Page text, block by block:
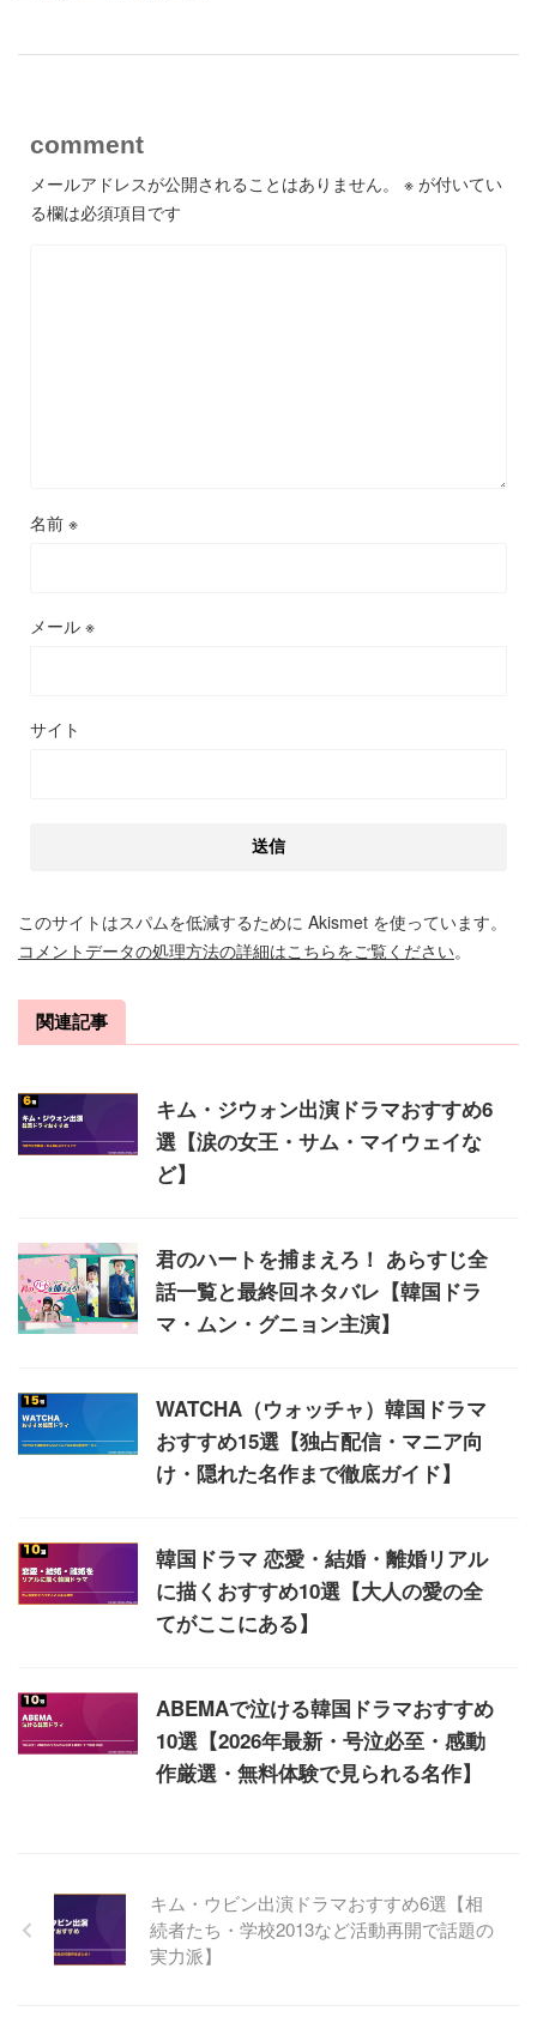
comment
メールアドレスが公開されることはありません。 ※ が付いてい
る欄は必須項目です
名前 ※
メール ※
サイト
このサイトはスパムを低減するために Akismet を使っています。
コメントデータの処理方法の詳細はこちらをご覧ください。
関連記事
キム・ジウォン出演ドラマおすすめ6
選【涙の女王・サム・マイウェイな
ど】
君のハートを捕まえろ！ あらすじ全
話一覧と最終回ネタバレ【韓国ドラ
マ・ムン・グニョン主演】
WATCHA（ウォッチャ）韓国ドラマ
おすすめ15選【独占配信・マニア向
け・隠れた名作まで徹底ガイド】
韓国ドラマ 恋愛・結婚・離婚リアル
に描くおすすめ10選【大人の愛の全
てがここにある】
ABEMAで泣ける韓国ドラマおすすめ
10選【2026年最新・号泣必至・感動
作厳選・無料体験で見られる名作】
キム・ウビン出演ドラマおすすめ6選【相
続者たち・学校2013など活動再開で話題の
実力派】